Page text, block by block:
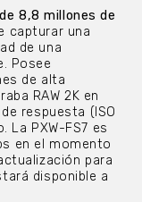
8,8 millones de
capturar una
de una
Posee
de alta
RAW 2K en
respuesta (ISO
La PXW-FS7 es
en el momento
para
disponible a